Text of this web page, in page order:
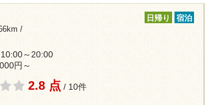
/
日帰り 宿泊
～20:00
円～
2.8 点 / 10件